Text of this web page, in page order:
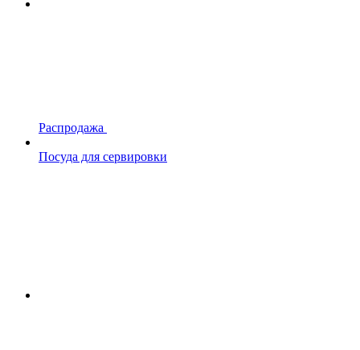
Распродажа
Посуда для сервировки